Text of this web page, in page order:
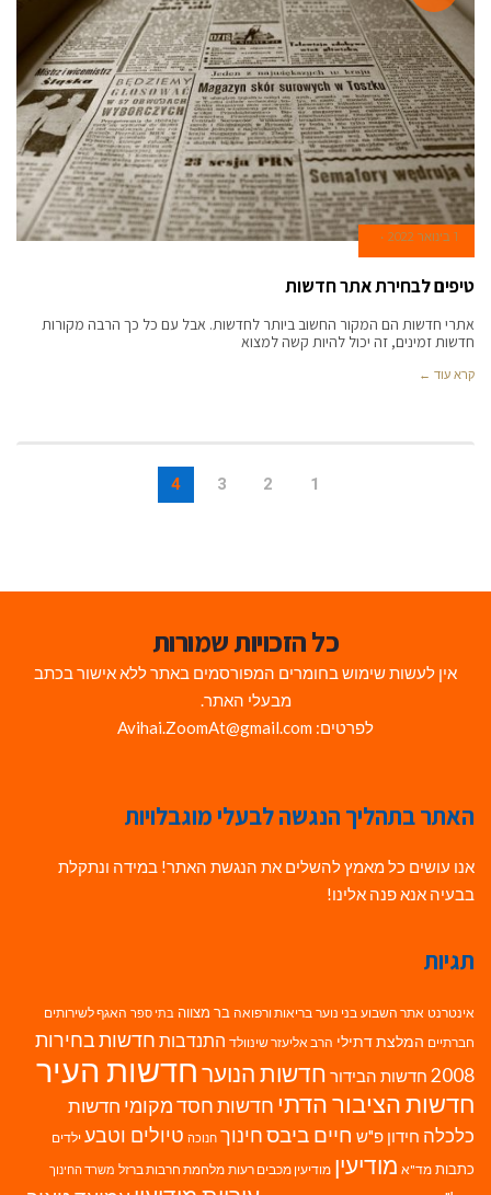
1 בינואר 2022
טיפים לבחירת אתר חדשות
אתרי חדשות הם המקור החשוב ביותר לחדשות. אבל עם כל כך הרבה מקורות
חדשות זמינים, זה יכול להיות קשה למצוא
קרא עוד ←
1
2
3
4
כל הזכויות שמורות
אין לעשות שימוש בחומרים המפורסמים באתר ללא אישור בכתב
מבעלי האתר.
לפרטים: Avihai.ZoomAt@gmail.com
האתר בתהליך הנגשה לבעלי מוגבלויות
אנו עושים כל מאמץ להשלים את הנגשת האתר! במידה ונתקלת
בבעיה אנא פנה אלינו!
תגיות
אינטרנט אתר השבוע בני נוער בריאות ורפואה בר מצווה בתי ספר האגף לשירותים
חברתיים המלצת דתילי הרב אליעזר שינוולד התנדבות חדשות בחירות
2008 חדשות הבידור חדשות הנוערחדשות העיר
חדשות הציבור הדתי חדשות חסד מקומי חדשות
כלכלה חידון פ"ש חיים ביבסחינוך חנוכה טיולים וטבע ילדים
כתבות מד"א מודיעין מודיעין מכבים רעות מלחמת חרבות ברזל משרד החינוך